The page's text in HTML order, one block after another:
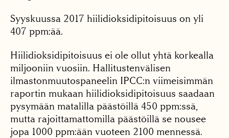
Syyskuussa 2017 hiilidioksidipitoisuus on yli
407 ppm:ää.
Hiilidioksidipitoisuus ei ole ollut yhtä korkealla
miljooniin vuosiin. Hallitustenvälisen
ilmastonmuutospaneelin IPCC:n viimeisimmän
raportin mukaan hiilidioksidipitoisuus saadaan
pysymään matalilla päästöillä 450 ppm:ssä,
mutta rajoittamattomilla päästöillä se nousee
jopa 1000 ppm:ään vuoteen 2100 mennessä.